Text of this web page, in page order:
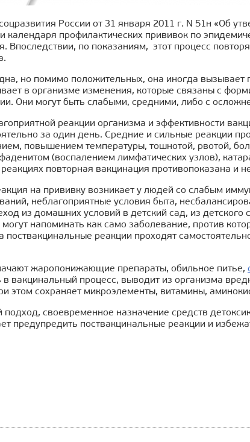
России от 31 января 2011 г. N 51н «Об
календаря профилактических прививок по
Впоследствии, по показаниям, этот процесс
но помимо положительных, она иногда
в организме изменения, которые связаны с
Они могут быть слабыми, средними, либо с
реакции организма и эффективности
за один день. Средние и сильные реакции
повышением температуры, тошнотой, рвотой,
(воспалением лимфатических узлов),
повторная вакцинация противопоказана и
на прививку возникает у людей со слабым
неблагоприятные условия быта,
из домашних условий в детский сад, из
напоминать как само заболевание, против
поствакцинальные реакции проходят
жаропонижающие препараты, обильное питье,
вакцинальный процесс, выводит из организма
этом сохраняет микроэлементы, витамины,
подход, своевременное назначение средств
предупредить поствакцинальные реакции и